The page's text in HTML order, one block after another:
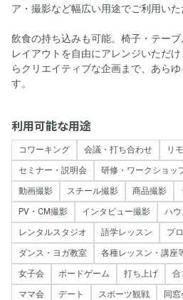
ア・撮影など幅広い用途でご利用いた
飲食の持ち込みも可能。椅子・テーブ
レイアウトを自由にアレンジいただ
らクリエイティブな企画まで、あら
す。
利用可能な用途
コワーキング 会議・打ち合わせ リ
セミナー・説明会 研修・ワークショッ
動画撮影 スチール撮影 商品撮影
PV・CM撮影 インタビュー撮影 ハ
レンタルスタジオ 語学レッスン プ
ダンス・ヨガ教室 各種レッスン・講座
女子会 ボードゲーム 打ち上げ 合
ママ会 デート スポーツ観戦 同窓